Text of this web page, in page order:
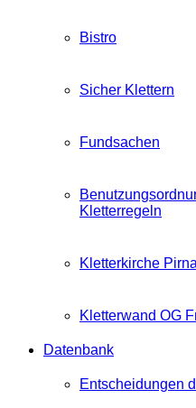
Bistro
Sicher Klettern
Fundsachen
Kletterregeln
Kletterkirche Pirna
Kletterwand OG
Datenbank
Entscheidungen